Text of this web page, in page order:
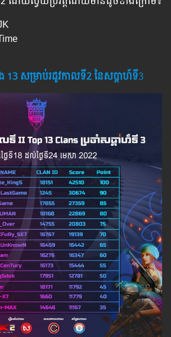
13 សម្រាប់រដូវកាលទី2 នៃសប្ដាហ៍ទី3